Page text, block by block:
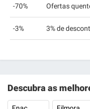
-70% Ofertas
-3% 3% de
Descubra as